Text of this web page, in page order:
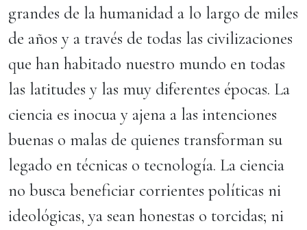
grandes de la humanidad a lo largo de miles
de años y a través de todas las civilizaciones
que han habitado nuestro mundo en todas
las latitudes y las muy diferentes épocas. La
ciencia es inocua y ajena a las intenciones
buenas o malas de quienes transforman su
legado en técnicas o tecnología. La ciencia
no busca beneficiar corrientes políticas ni
ideológicas, ya sean honestas o torcidas; ni